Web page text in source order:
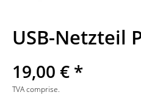
USB-Netzteil
19,00 € *
TVA comprise.